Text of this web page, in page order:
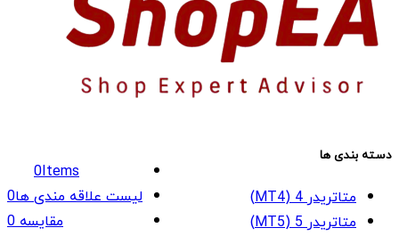
0Items
لیست علاقه مندی ها0
مقایسه0
دسته بندی ها
متاتریدر 4 (MT4)
متاتریدر 5 (MT5)